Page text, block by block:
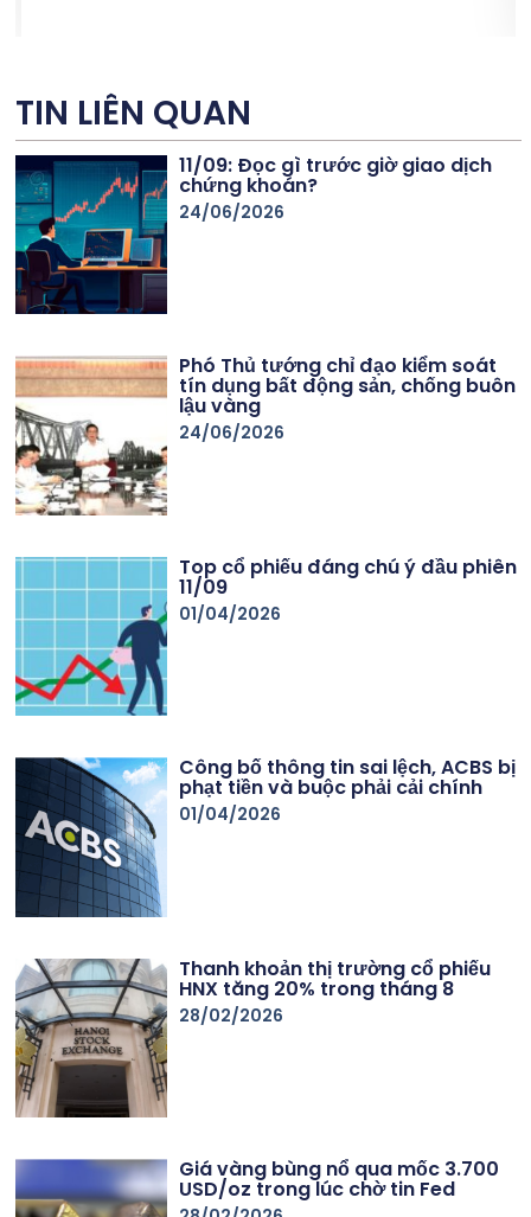
TIN LIÊN QUAN
11/09: Đọc gì trước giờ giao dịch
chứng khoán?
24/06/2026
Phó Thủ tướng chỉ đạo kiểm soát
tín dụng bất động sản, chống buôn
lậu vàng
24/06/2026
Top cổ phiếu đáng chú ý đầu phiên
11/09
01/04/2026
Công bố thông tin sai lệch, ACBS bị
phạt tiền và buộc phải cải chính
01/04/2026
Thanh khoản thị trường cổ phiếu
HNX tăng 20% trong tháng 8
28/02/2026
Giá vàng bùng nổ qua mốc 3.700
USD/oz trong lúc chờ tin Fed